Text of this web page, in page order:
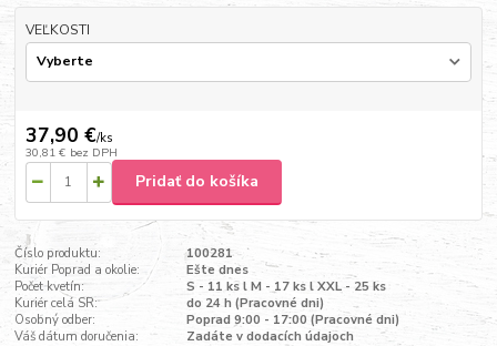
VEĽKOSTI
37,90 €/ks
30,81 € bez DPH
Pridať do košíka
Číslo produktu:
100281
Kuriér Poprad a okolie:
Ešte dnes
Počet kvetín:
S - 11 ks l M - 17 ks l XXL - 25 ks
Kuriér celá SR:
do 24 h (Pracovné dni)
Osobný odber:
Poprad 9:00 - 17:00 (Pracovné dni)
Váš dátum doručenia:
Zadáte v dodacích údajoch